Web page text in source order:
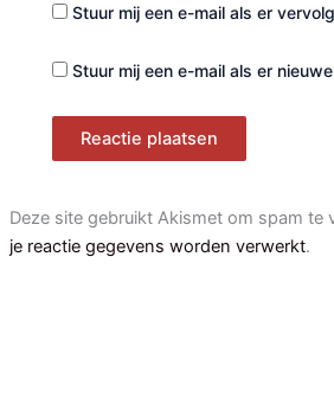
Stuur mij een e-mail als er
Stuur mij een e-mail als er
Deze site gebruikt Akismet om spam te
je reactie gegevens worden verwerkt.